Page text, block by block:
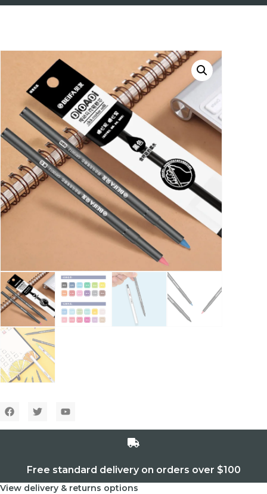
Free standard delivery on orders over $100
View delivery & returns options